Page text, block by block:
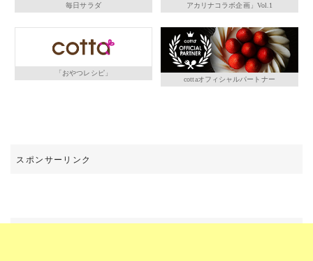
毎日サラダ
アカリナコラボ企画」Vol.1
「おやつレシピ」
cottaオフィシャルパートナー